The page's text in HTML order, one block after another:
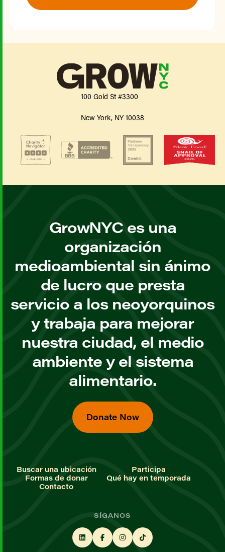
100 Gold St #3300
New York, NY 10038
GrowNYC es una
organización
medioambiental sin ánimo
de lucro que presta
servicio a los neoyorquinos
y trabaja para mejorar
nuestra ciudad, el medio
ambiente y el sistema
alimentario.
Donate Now
Buscar una ubicación
Participa
Formas de donar
Qué hay en temporada
Contacto
SÍGANOS